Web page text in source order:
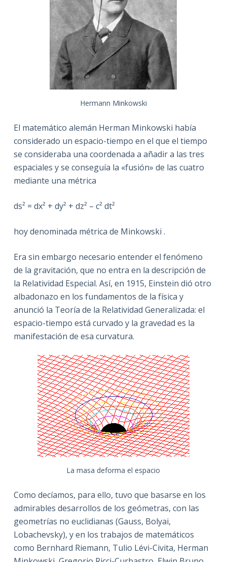
Hermann Minkowski
El matemático alemán Herman Minkowski había
considerado un espacio-tiempo en el que el tiempo
se consideraba una coordenada a añadir a las tres
espaciales y se conseguía la «fusión» de las cuatro
mediante una métrica
ds² = dx² + dy² + dz² – c² dt²
hoy denominada métrica de Minkowski .
Era sin embargo necesario entender el fenómeno
de la gravitación, que no entra en la descripción de
la Relatividad Especial. Así, en 1915, Einstein dió otro
albadonazo en los fundamentos de la física y
anunció la Teoría de la Relatividad Generalizada: el
espacio-tiempo está curvado y la gravedad es la
manifestación de esa curvatura.
La masa deforma el espacio
Como decíamos, para ello, tuvo que basarse en los
admirables desarrollos de los geómetras, con las
geometrías no euclidianas (Gauss, Bolyai,
Lobachevsky), y en los trabajos de matemáticos
como Bernhard Riemann, Tulio Lévi-Civita, Herman